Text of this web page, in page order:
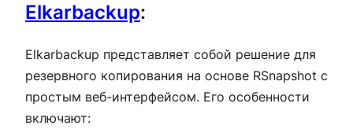
Elkarbackup:
Elkarbackup представляет собой решение для
резервного копирования на основе RSnapshot с
простым веб-интерфейсом. Его особенности
включают: